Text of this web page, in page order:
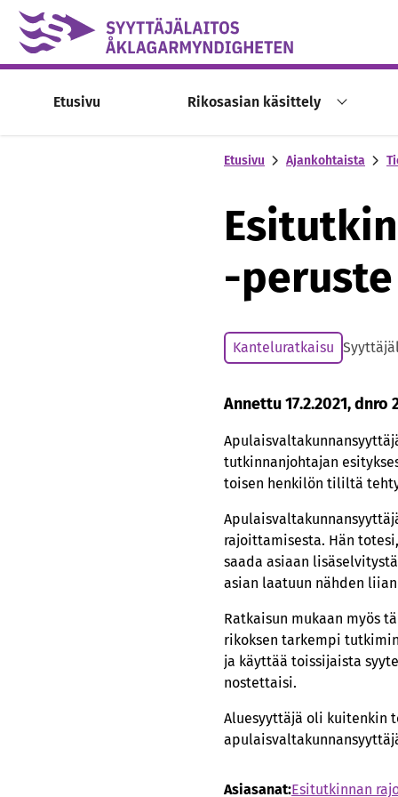
Skip to content -saavutettavuusohje
Etusivu Rikosasian käsittely
Etusivu Ajankohtaista
-peruste
Kanteluratkaisu
Annettu 17.2.2021, dnro
tutkinnanjohtajan
toisen henkilön tililtä
rajoittamisesta. Hän
saada asiaan
asian laatuun nähden
Ratkaisun mukaan myös
rikoksen tarkempi
ja käyttää toissijaista
nostettaisi.
Aluesyyttäjä oli kuitenkin
Asiasanat:Esitutkinnan